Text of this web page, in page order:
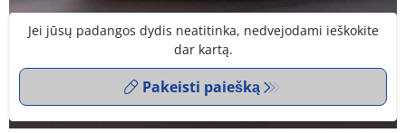
Jei jūsų padangos dydis neatitinka, nedvejodami ieškokite
dar kartą.
Pakeisti paiešką